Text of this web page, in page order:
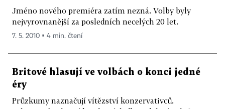
Jméno nového premiéra zatím nezná. Volby byly
nejvyrovnanější za posledních necelých 20 let.
7. 5. 2010 ▪ 4 min. čtení
Britové hlasují ve volbách o konci jedné
éry
Průzkumy naznačují vítězství konzervativců.